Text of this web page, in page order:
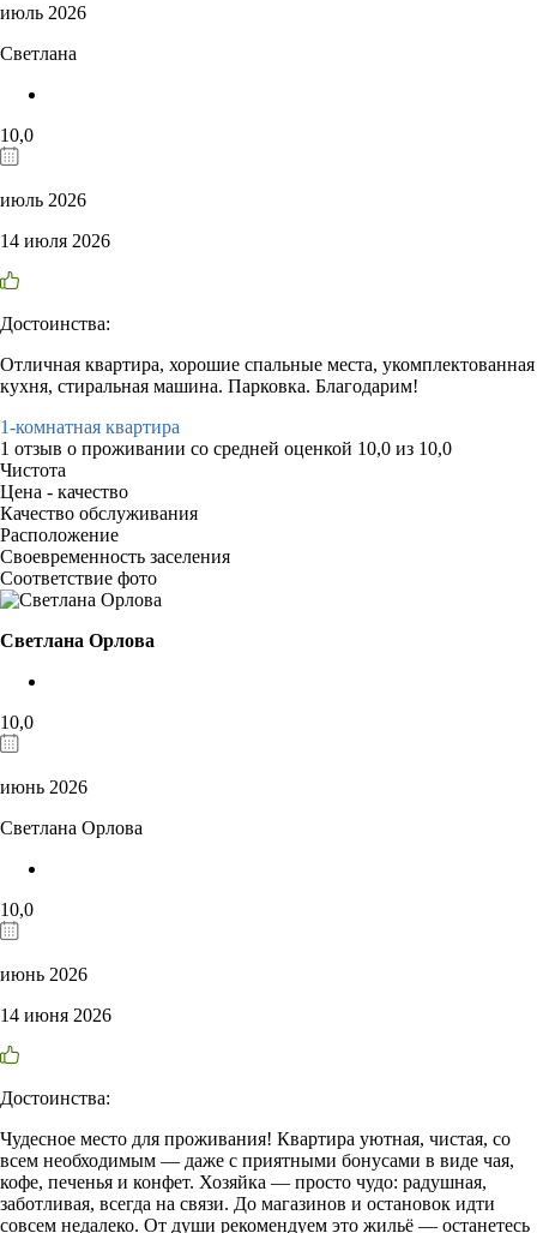
июль 2026
Светлана
10,0
июль 2026
14 июля 2026
Достоинства:
Отличная квартира, хорошие спальные места, укомплектованная
кухня, стиральная машина. Парковка. Благодарим!
1-комнатная квартира
1 отзыв о проживании со средней оценкой 10,0 из 10,0
Чистота
Цена - качество
Качество обслуживания
Расположение
Своевременность заселения
Соответствие фото
Светлана Орлова
10,0
июнь 2026
Светлана Орлова
10,0
июнь 2026
14 июня 2026
Достоинства:
Чудесное место для проживания! Квартира уютная, чистая, со
всем необходимым — даже с приятными бонусами в виде чая,
кофе, печенья и конфет. Хозяйка — просто чудо: радушная,
заботливая, всегда на связи. До магазинов и остановок идти
совсем недалеко. От души рекомендуем это жильё — останетесь